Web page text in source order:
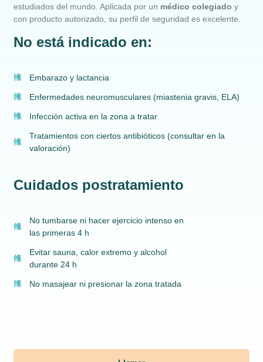
estudiados del mundo. Aplicada por un médico colegiado y
con producto autorizado, su perfil de seguridad es excelente.
No está indicado en:
Embarazo y lactancia
Enfermedades neuromusculares (miastenia gravis, ELA)
Infección activa en la zona a tratar
Tratamientos con ciertos antibióticos (consultar en la
valoración)
Cuidados postratamiento
No tumbarse ni hacer ejercicio intenso en
las primeras 4 h
Evitar sauna, calor extremo y alcohol
durante 24 h
No masajear ni presionar la zona tratada